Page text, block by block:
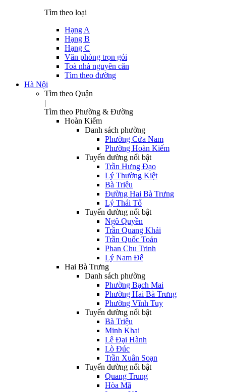
Tìm theo loại
Hạng A
Hạng B
Hạng C
Văn phòng trọn gói
Toà nhà nguyên căn
Tìm theo đường
Hà Nội
Tìm theo Quận
|
Tìm theo Phường & Đường
Hoàn Kiếm
Danh sách phường
Phường Cửa Nam
Phường Hoàn Kiếm
Tuyến đường nổi bật
Trần Hưng Đạo
Lý Thường Kiệt
Bà Triệu
Đường Hai Bà Trưng
Lý Thái Tổ
Tuyến đường nổi bật
Ngô Quyền
Trần Quang Khải
Trần Quốc Toản
Phan Chu Trinh
Lý Nam Đế
Hai Bà Trưng
Danh sách phường
Phường Bạch Mai
Phường Hai Bà Trưng
Phường Vĩnh Tuy
Tuyến đường nổi bật
Bà Triệu
Minh Khai
Lê Đại Hành
Lò Đúc
Trần Xuân Soạn
Tuyến đường nổi bật
Quang Trung
Hòa Mã